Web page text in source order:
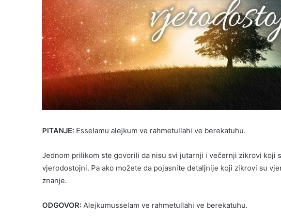
PITANJE: Esselamu alejkum ve rahmetullahi ve berekatuhu.
Jednom prilikom ste govorili da nisu svi jutarnji i večernji zikrovi koji
vjerodostojni. Pa ako možete da pojasnite detaljnije koji zikrovi su
znanje.
ODGOVOR: Alejkumusselam ve rahmetullahi ve berekatuhu.